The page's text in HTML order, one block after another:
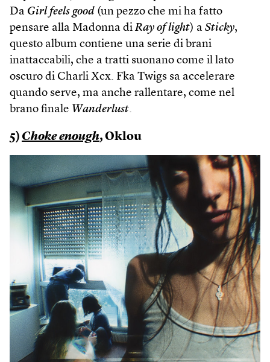
Da Girl feels good (un pezzo che mi ha fatto
pensare alla Madonna di Ray of light) a Sticky,
questo album contiene una serie di brani
inattaccabili, che a tratti suonano come il lato
oscuro di Charli Xcx. Fka Twigs sa accelerare
quando serve, ma anche rallentare, come nel
brano finale Wanderlust.
5) Choke enough, Oklou